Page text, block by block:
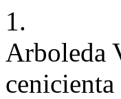
1.
Arboleda